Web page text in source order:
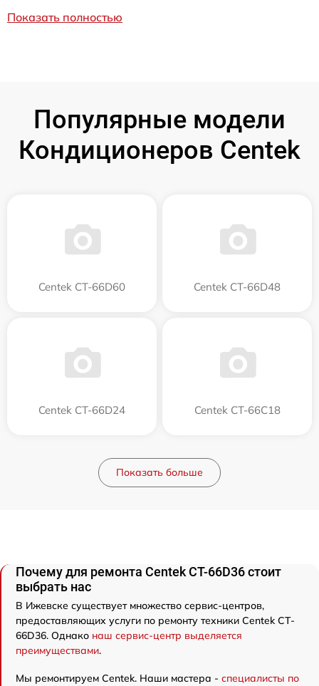
Показать полностью
Популярные модели
Кондиционеров Centek
Centek CT-66D60 Centek CT-66D48
Centek CT-66D24 Centek CT-66C18
Показать больше
Почему для ремонта Centek CT-66D36 стоит
выбрать нас
В Ижевске существует множество сервис-центров,
предоставляющих услуги по ремонту техники Centek CT-
66D36. Однако наш сервис-центр выделяется
преимуществами.
Мы ремонтируем Centek. Наши мастера - специалисты по